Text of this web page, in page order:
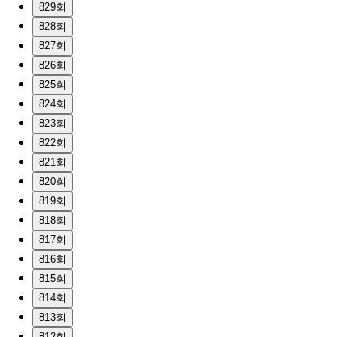
829회
828회
827회
826회
825회
824회
823회
822회
821회
820회
819회
818회
817회
816회
815회
814회
813회